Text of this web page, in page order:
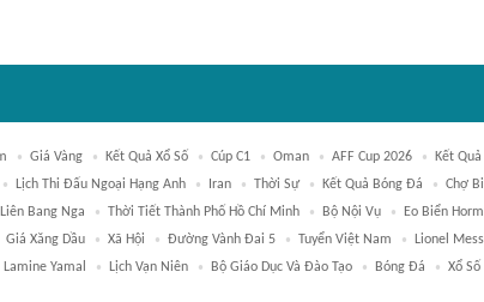
Giá Vàng Kết Quả Xổ Số Cúp C1 Oman AFF Cup 2026 Kết
Lịch Thi Đấu Ngoại Hạng Anh Iran Thời Sự Kết Quả Bóng Đá Chợ
Liên Bang Nga Thời Tiết Thành Phố Hồ Chí Minh Bộ Nội Vụ Eo Biển
Giá Xăng Dầu Xã Hội Đường Vành Đai 5 Tuyển Việt Nam Lionel
Lamine Yamal Lịch Vạn Niên Bộ Giáo Dục Và Đào Tạo Bóng Đá Xổ